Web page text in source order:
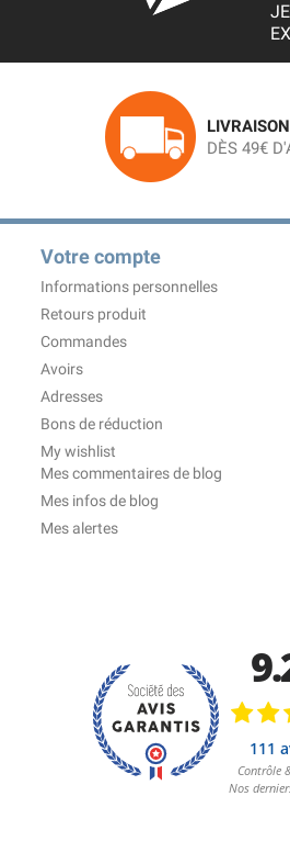
DÈS 49€
Votre compte
Informations personnelles
Retours produit
Commandes
Avoirs
Adresses
Bons de réduction
My wishlist
Mes commentaires de blog
Mes infos de blog
Mes alertes